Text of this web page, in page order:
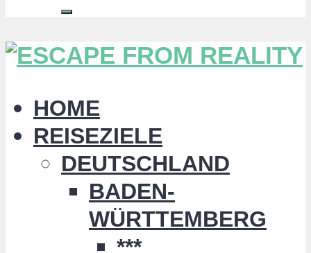
HOME
REISEZIELE
DEUTSCHLAND
BADEN-
WÜRTTEMBERG
***